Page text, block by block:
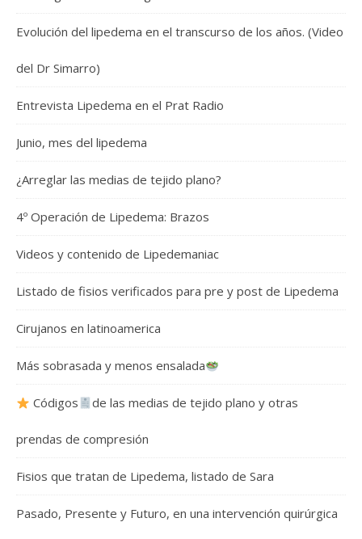
Evolución del lipedema en el transcurso de los años. (Video
del Dr Simarro)
Entrevista Lipedema en el Prat Radio
Junio, mes del lipedema
¿Arreglar las medias de tejido plano?
4º Operación de Lipedema: Brazos
Videos y contenido de Lipedemaniac
Listado de fisios verificados para pre y post de Lipedema
Cirujanos en latinoamerica
Más sobrasada y menos ensalada
Códigos de las medias de tejido plano y otras
prendas de compresión
Fisios que tratan de Lipedema, listado de Sara
Pasado, Presente y Futuro, en una intervención quirúrgica